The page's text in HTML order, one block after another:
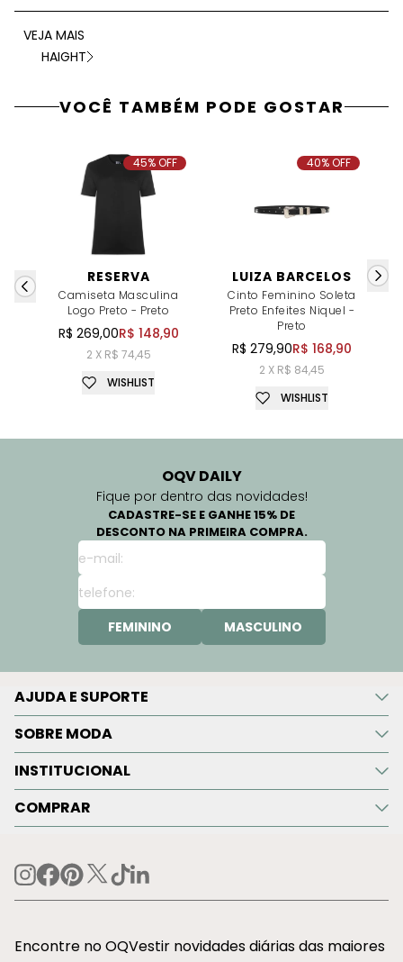
VEJA MAIS
HAIGHT
VOCÊ TAMBÉM PODE GOSTAR
RESERVA
Camiseta Masculina
Logo Preto - Preto
R$ 269,00R$ 148,90
2 X R$ 74,45
45% OFF
WISHLIST
LUIZA BARCELOS
Cinto Feminino Soleta
Preto Enfeites Niquel -
Preto
R$ 279,90R$ 168,90
2 X R$ 84,45
40% OFF
WISHLIST
OQV DAILY
Fique por dentro das novidades!
CADASTRE-SE E GANHE 15% DE
DESCONTO NA PRIMEIRA COMPRA.
FEMININO MASCULINO
AJUDA E SUPORTE
SOBRE MODA
INSTITUCIONAL
COMPRAR
Encontre no OQVestir novidades diárias das maiores